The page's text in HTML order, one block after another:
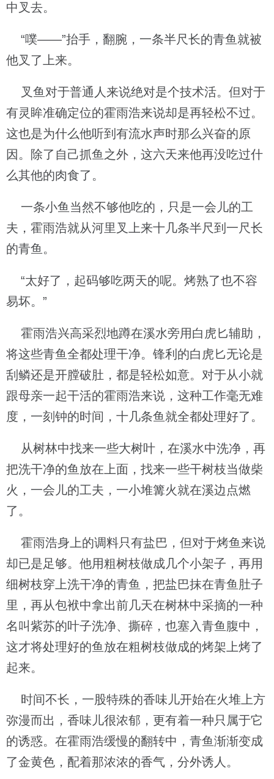
中叉去。
“噗——”抬手，翻腕，一条半尺长的青鱼就被
他叉了上来。
叉鱼对于普通人来说绝对是个技术活。但对于
有灵眸准确定位的霍雨浩来说却是再轻松不过。
这也是为什么他听到有流水声时那么兴奋的原
因。除了自己抓鱼之外，这六天来他再没吃过什
么其他的肉食了。
一条小鱼当然不够他吃的，只是一会儿的工
夫，霍雨浩就从河里叉上来十几条半尺到一尺长
的青鱼。
“太好了，起码够吃两天的呢。烤熟了也不容
易坏。”
霍雨浩兴高采烈地蹲在溪水旁用白虎匕辅助，
将这些青鱼全都处理干净。锋利的白虎匕无论是
刮鳞还是开膛破肚，都是轻松如意。对于从小就
跟母亲一起干活的霍雨浩来说，这种工作毫无难
度，一刻钟的时间，十几条鱼就全都处理好了。
从树林中找来一些大树叶，在溪水中洗净，再
把洗干净的鱼放在上面，找来一些干树枝当做柴
火，一会儿的工夫，一小堆篝火就在溪边点燃
了。
霍雨浩身上的调料只有盐巴，但对于烤鱼来说
却已是足够。他用粗树枝做成几个小架子，再用
细树枝穿上洗干净的青鱼，把盐巴抹在青鱼肚子
里，再从包袱中拿出前几天在树林中采摘的一种
名叫紫苏的叶子洗净、撕碎，也塞入青鱼腹中，
这才将处理好的鱼放在粗树枝做成的烤架上烤了
起来。
时间不长，一股特殊的香味儿开始在火堆上方
弥漫而出，香味儿很浓郁，更有着一种只属于它
的诱惑。在霍雨浩缓慢的翻转中，青鱼渐渐变成
了金黄色，配着那浓浓的香气，分外诱人。